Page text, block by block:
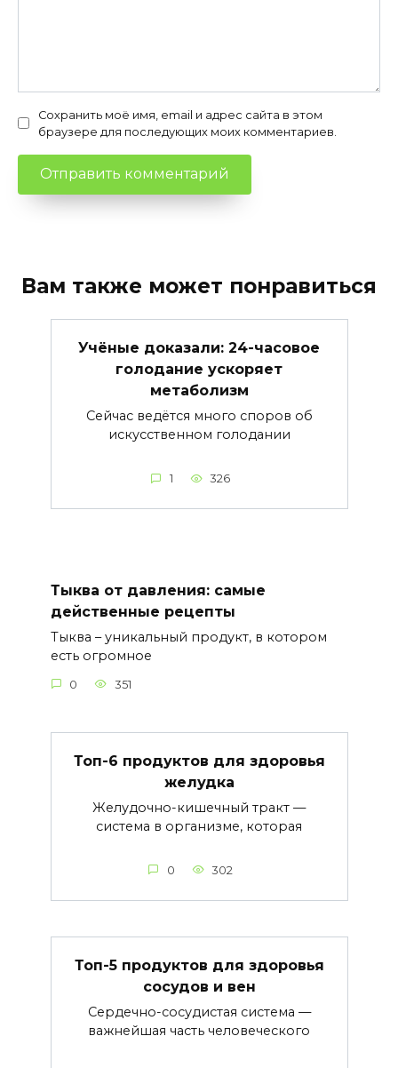
Сохранить моё имя, email и адрес сайта в этом
браузере для последующих моих комментариев.
Вам также может понравиться
Учёные доказали: 24-часовое
голодание ускоряет
метаболизм
Сейчас ведётся много споров об
искусственном голодании
1 326
Тыква от давления: самые
действенные рецепты
Тыква – уникальный продукт, в котором
есть огромное
0 351
Топ-6 продуктов для здоровья
желудка
Желудочно-кишечный тракт —
система в организме, которая
0 302
Топ-5 продуктов для здоровья
сосудов и вен
Сердечно-сосудистая система —
важнейшая часть человеческого